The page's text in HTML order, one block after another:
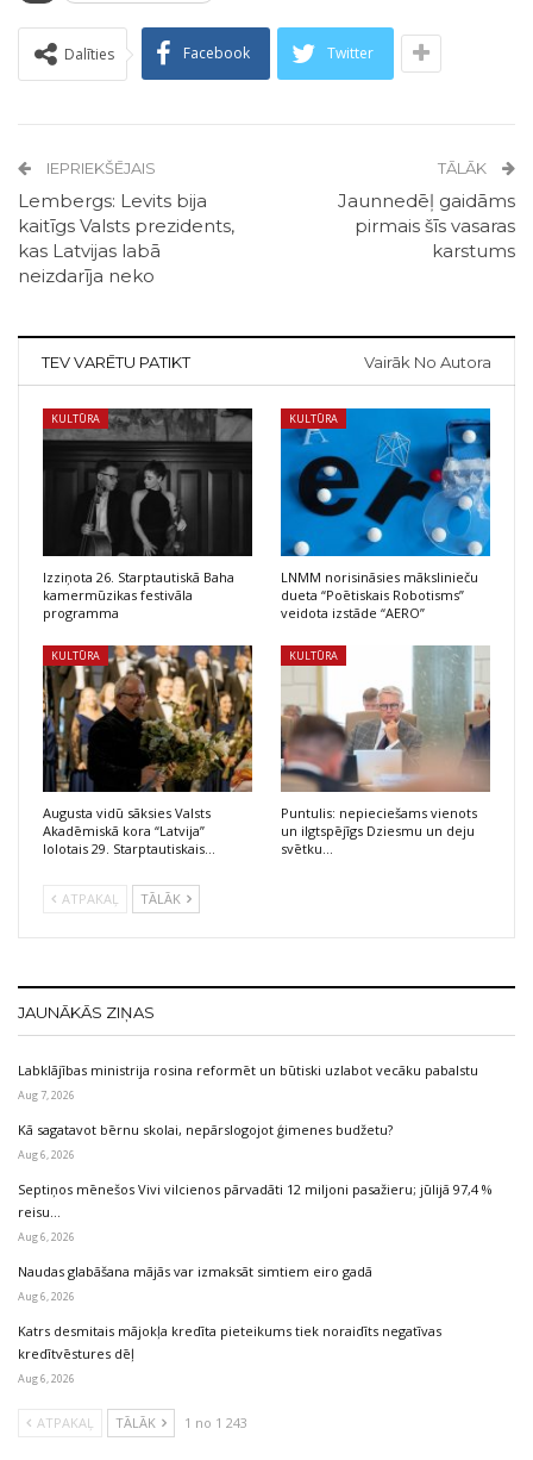
Dalīties Facebook Twitter
IEPRIEKŠĒJAIS
Lembergs: Levits bija
kaitīgs Valsts prezidents,
kas Latvijas labā
neizdarīja neko
TĀLĀK
Jaunnedēļ gaidāms
pirmais šīs vasaras
karstums
TEV VARĒTU PATIKT Vairāk No Autora
KULTŪRA
Izziņota 26. Starptautiskā Baha
kamermūzikas festivāla
programma
KULTŪRA
LNMM norisināsies mākslinieču
dueta “Poētiskais Robotisms”
veidota izstāde “AERO”
KULTŪRA
Augusta vidū sāksies Valsts
Akadēmiskā kora “Latvija”
lolotais 29. Starptautiskais…
KULTŪRA
Puntulis: nepieciešams vienots
un ilgtspējīgs Dziesmu un deju
svētku…
ATPAKAĻ TĀLĀK
JAUNĀKĀS ZIŅAS
Labklājības ministrija rosina reformēt un būtiski uzlabot vecāku pabalstu
Aug 7, 2026
Kā sagatavot bērnu skolai, nepārslogojot ģimenes budžetu?
Aug 6, 2026
Septiņos mēnešos Vivi vilcienos pārvadāti 12 miljoni pasažieru; jūlijā 97,4 %
reisu…
Aug 6, 2026
Naudas glabāšana mājās var izmaksāt simtiem eiro gadā
Aug 6, 2026
Katrs desmitais mājokļa kredīta pieteikums tiek noraidīts negatīvas
kredītvēstures dēļ
Aug 6, 2026
ATPAKAĻ TĀLĀK 1 no 1 243